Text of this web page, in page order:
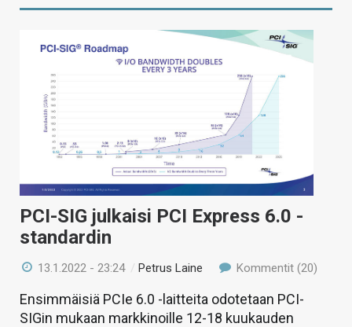
PCI-SIG julkaisi PCI Express 6.0 -
standardin
13.1.2022 - 23:24 /Petrus Laine Kommentit (20)
Ensimmäisiä PCIe 6.0 -laitteita odotetaan PCI-
SIGin mukaan markkinoille 12-18 kuukauden